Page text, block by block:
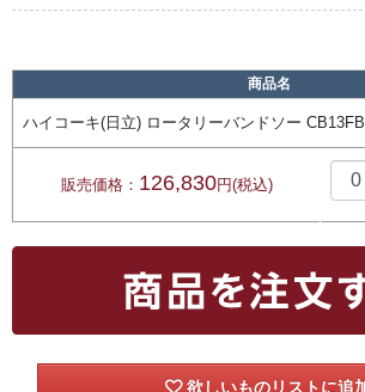
商品名
ハイコーキ(日立) ロータリーバンドソー CB13FB
販売価格： 126,830円(税込)